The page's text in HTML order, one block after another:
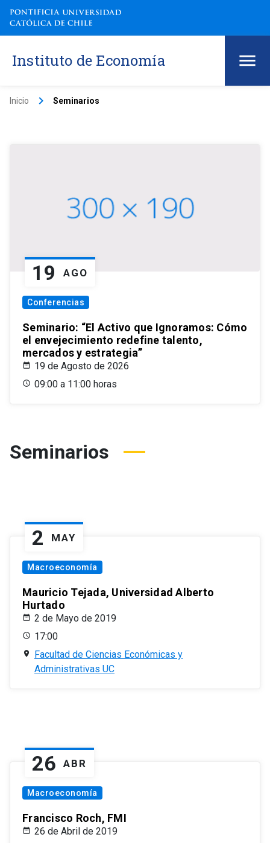
Instituto de Economía
Inicio keyboard_arrow_right Seminarios
19 AGO
Conferencias
Seminario: “El Activo que Ignoramos: Cómo
el envejecimiento redefine talento,
mercados y estrategia”
19 de Agosto de 2026
09:00 a 11:00 horas
Seminarios
2 MAY
Macroeconomía
Mauricio Tejada, Universidad Alberto
Hurtado
2 de Mayo de 2019
17:00
Facultad de Ciencias Económicas y
Administrativas UC
26 ABR
Macroeconomía
Francisco Roch, FMI
26 de Abril de 2019